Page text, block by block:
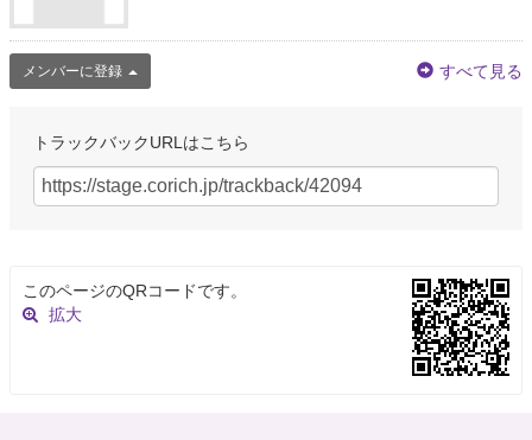
メンバーに登録 すべて見る
トラックバックURLはこちら
このページのQRコードです。
拡大